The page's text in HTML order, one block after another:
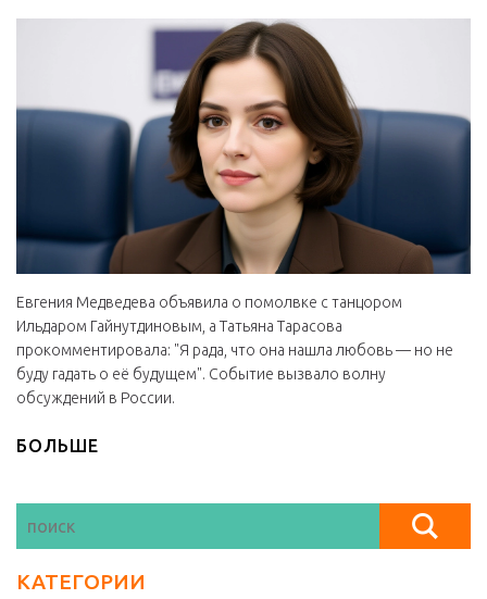
Евгения Медведева объявила о помолвке с танцором
Ильдаром Гайнутдиновым, а Татьяна Тарасова
прокомментировала: "Я рада, что она нашла любовь — но не
буду гадать о её будущем". Событие вызвало волну
обсуждений в России.
БОЛЬШЕ
КАТЕГОРИИ